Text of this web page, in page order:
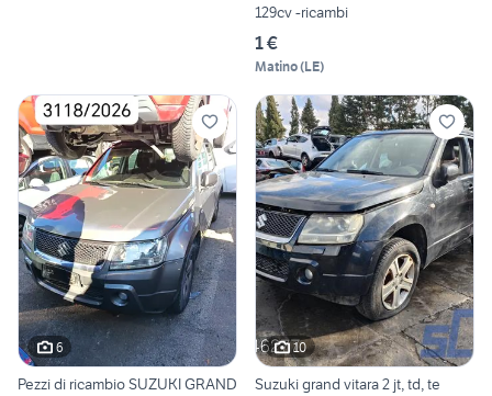
129cv -ricambi
1 €
Matino(LE)
6
Pezzi di ricambio SUZUKI GRAND
10
Suzuki grand vitara 2 jt, td, te